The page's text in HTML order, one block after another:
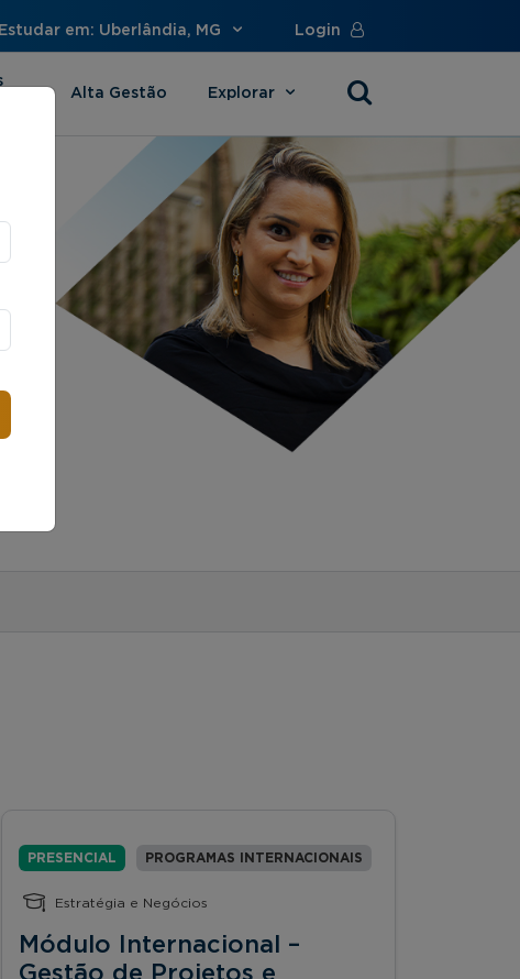
Estudar em: Uberlândia, MG Login
Alta Gestão Explorar
PRESENCIAL PROGRAMAS INTERNACIONAIS
Estratégia e Negócios
Módulo Internacional –
Gestão de Projetos e